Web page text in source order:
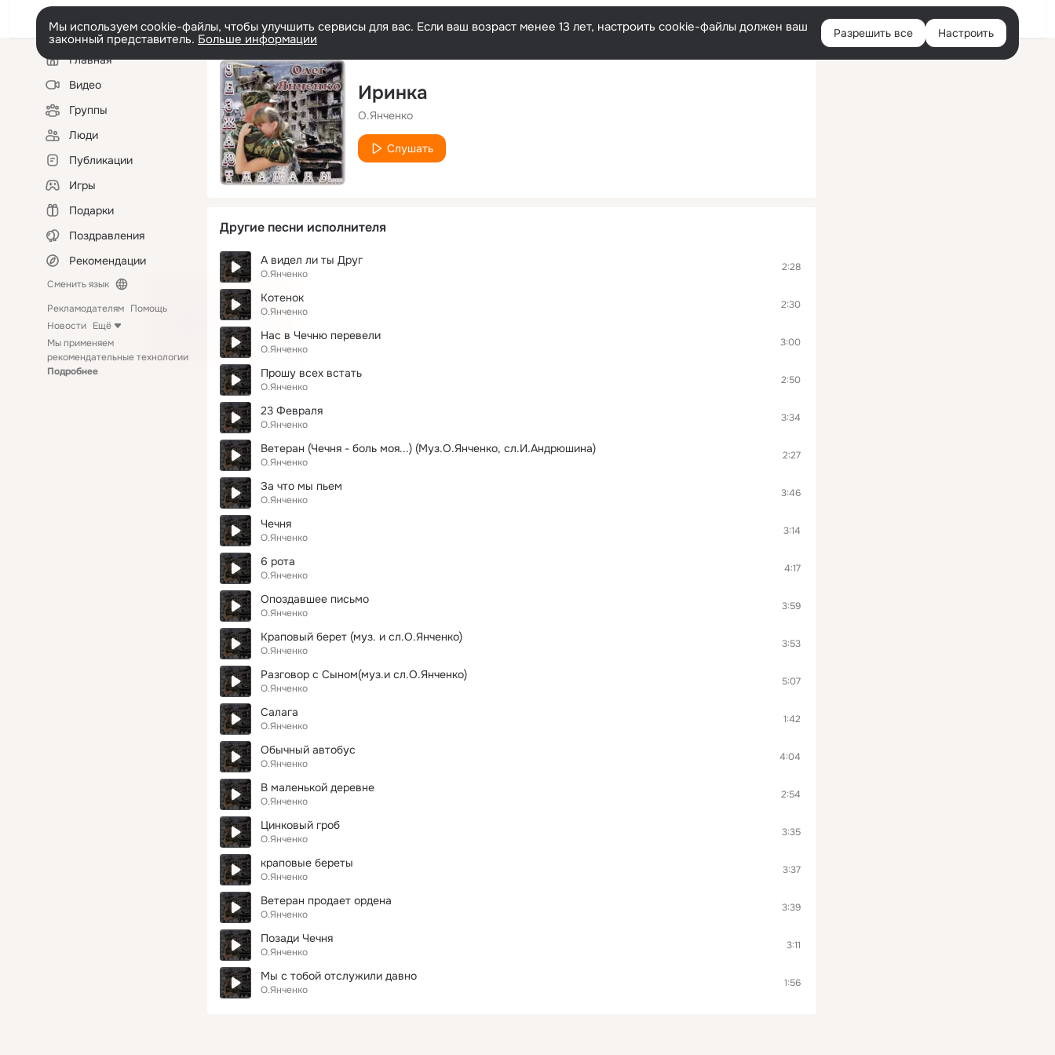
Войти
Мы используем cookie-файлы, чтобы улучшить сервисы для вас. Если ваш возраст менее 13 лет, настроить cookie-файлы должен ваш
законный представитель. Больше информации Разрешить все Настроить
Левая
колонкаГлавная
Видео
Группы
Люди
Публикации
Игры
Подарки
Поздравления
Рекомендации
Сменить язык
Рекламодателям Помощь
Новости Ещё
Мы применяем
рекомендательные технологии
Подробнее
Иринка
О.Янченко
Слушать
Другие песни исполнителя
А видел ли ты Друг
О.Янченко
2:28
Котенок
О.Янченко
2:30
Нас в Чечню перевели
О.Янченко
3:00
Прошу всех встать
О.Янченко
2:50
23 Февраля
О.Янченко
3:34
Ветеран (Чечня - боль моя...) (Муз.О.Янченко, сл.И.Андрюшина)
О.Янченко
2:27
За что мы пьем
О.Янченко
3:46
Чечня
О.Янченко
3:14
6 рота
О.Янченко
4:17
Опоздавшее письмо
О.Янченко
3:59
Краповый берет (муз. и сл.О.Янченко)
О.Янченко
3:53
Разговор с Сыном(муз.и сл.О.Янченко)
О.Янченко
5:07
Салага
О.Янченко
1:42
Обычный автобус
О.Янченко
4:04
В маленькой деревне
О.Янченко
2:54
Цинковый гроб
О.Янченко
3:35
краповые береты
О.Янченко
3:37
Ветеран продает ордена
О.Янченко
3:39
Позади Чечня
О.Янченко
3:11
Мы с тобой отслужили давно
О.Янченко
1:56